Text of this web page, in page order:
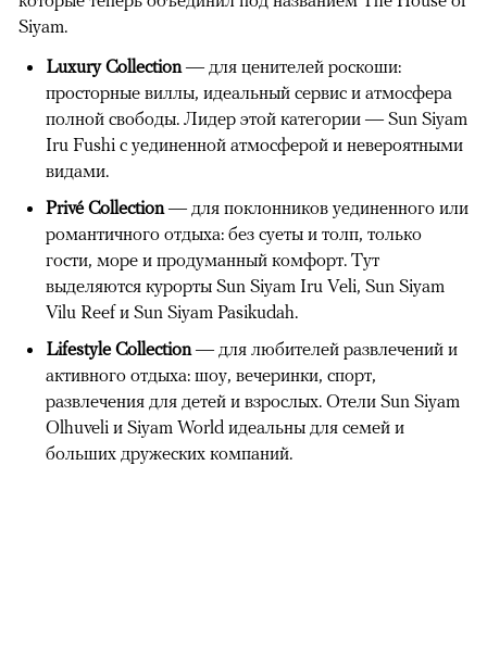
Siyam.
Luxury Collection— для ценителей роскоши:
просторные виллы, идеальный сервис и атмосфера
полной свободы. Лидер этой категории — Sun Siyam
Iru Fushi с уединенной атмосферой и невероятными
видами.
Privé Collection— для поклонников уединенного или
романтичного отдыха: без суеты и толп, только
гости, море и продуманный комфорт. Тут
выделяются курорты Sun Siyam Iru Veli, Sun Siyam
Vilu Reef и Sun Siyam Pasikudah.
Lifestyle Collection— для любителей развлечений и
активного отдыха: шоу, вечеринки, спорт,
развлечения для детей и взрослых. Отели Sun Siyam
Olhuveli и Siyam World идеальны для семей и
больших дружеских компаний.